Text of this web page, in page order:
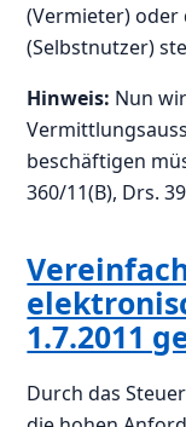
(Vermieter) oder
(Selbstnutzer)
Hinweis: Nun
beschäftigen
360/11(B), Drs.
1.7.2011
Durch das